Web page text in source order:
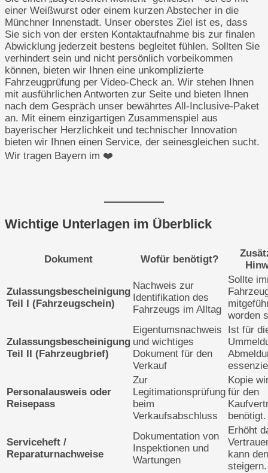
einer Weißwurst oder einem kurzen Abstecher in die
Münchner Innenstadt. Unser oberstes Ziel ist es, dass
Sie sich von der ersten Kontaktaufnahme bis zur finalen
Abwicklung jederzeit bestens begleitet fühlen. Sollten Sie
verhindert sein und nicht persönlich vorbeikommen
können, bieten wir Ihnen eine unkomplizierte
Fahrzeugprüfung per Video-Check an. Wir stehen Ihnen
mit ausführlichen Antworten zur Seite und bieten Ihnen
nach dem Gespräch unser bewährtes All-Inclusive-Paket
an. Mit einem einzigartigen Zusammenspiel aus
bayerischer Herzlichkeit und technischer Innovation
bieten wir Ihnen einen Service, der seinesgleichen sucht.
Wir tragen Bayern im ❤️
Wichtige Unterlagen im Überblick
Dokument Wofür benötigt?
Zulassungsbescheinigung
Teil I (Fahrzeugschein)
Nachweis zur
Identifikation des
Fahrzeugs im Alltag
Sollte
worden
Zulassungsbescheinigung
Teil II (Fahrzeugbrief)
Eigentumsnachweis
und wichtiges
Dokument für den
Verkauf
Ist für
Personalausweis oder
Reisepass
Zur
Legitimationsprüfung
beim
Verkaufsabschluss
Kopie
für den
benötigt.
Serviceheft /
Reparaturnachweise
Dokumentation von
Inspektionen und
Wartungen
Erhöht
kann
steigern.